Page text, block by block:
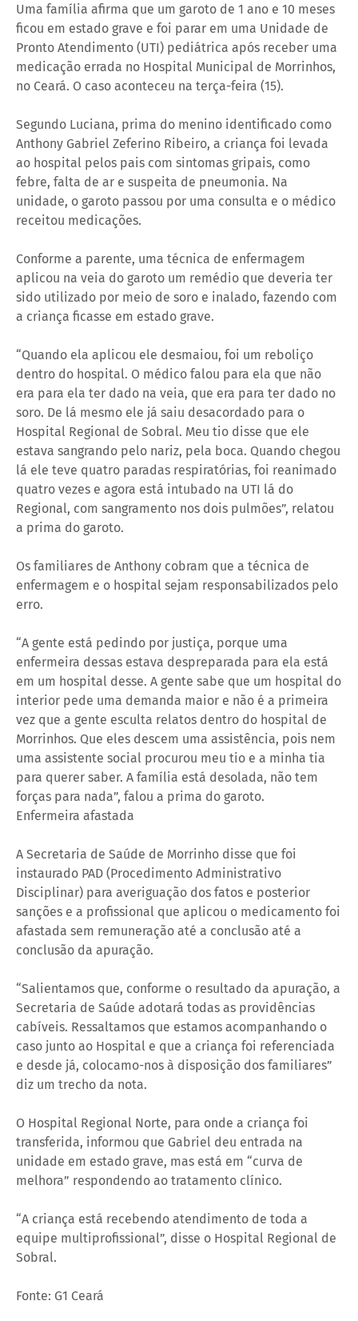
Uma família afirma que um garoto de 1 ano e 10 meses
ficou em estado grave e foi parar em uma Unidade de
Pronto Atendimento (UTI) pediátrica após receber uma
medicação errada no Hospital Municipal de Morrinhos,
no Ceará. O caso aconteceu na terça-feira (15).
Segundo Luciana, prima do menino identificado como
Anthony Gabriel Zeferino Ribeiro, a criança foi levada
ao hospital pelos pais com sintomas gripais, como
febre, falta de ar e suspeita de pneumonia. Na
unidade, o garoto passou por uma consulta e o médico
receitou medicações.
Conforme a parente, uma técnica de enfermagem
aplicou na veia do garoto um remédio que deveria ter
sido utilizado por meio de soro e inalado, fazendo com
a criança ficasse em estado grave.
“Quando ela aplicou ele desmaiou, foi um reboliço
dentro do hospital. O médico falou para ela que não
era para ela ter dado na veia, que era para ter dado no
soro. De lá mesmo ele já saiu desacordado para o
Hospital Regional de Sobral. Meu tio disse que ele
estava sangrando pelo nariz, pela boca. Quando chegou
lá ele teve quatro paradas respiratórias, foi reanimado
quatro vezes e agora está intubado na UTI lá do
Regional, com sangramento nos dois pulmões”, relatou
a prima do garoto.
Os familiares de Anthony cobram que a técnica de
enfermagem e o hospital sejam responsabilizados pelo
erro.
“A gente está pedindo por justiça, porque uma
enfermeira dessas estava despreparada para ela está
em um hospital desse. A gente sabe que um hospital do
interior pede uma demanda maior e não é a primeira
vez que a gente esculta relatos dentro do hospital de
Morrinhos. Que eles descem uma assistência, pois nem
uma assistente social procurou meu tio e a minha tia
para querer saber. A família está desolada, não tem
forças para nada”, falou a prima do garoto.
Enfermeira afastada
A Secretaria de Saúde de Morrinho disse que foi
instaurado PAD (Procedimento Administrativo
Disciplinar) para averiguação dos fatos e posterior
sanções e a profissional que aplicou o medicamento foi
afastada sem remuneração até a conclusão até a
conclusão da apuração.
“Salientamos que, conforme o resultado da apuração, a
Secretaria de Saúde adotará todas as providências
cabíveis. Ressaltamos que estamos acompanhando o
caso junto ao Hospital e que a criança foi referenciada
e desde já, colocamo-nos à disposição dos familiares”
diz um trecho da nota.
O Hospital Regional Norte, para onde a criança foi
transferida, informou que Gabriel deu entrada na
unidade em estado grave, mas está em “curva de
melhora” respondendo ao tratamento clínico.
“A criança está recebendo atendimento de toda a
equipe multiprofissional”, disse o Hospital Regional de
Sobral.
Fonte: G1 Ceará